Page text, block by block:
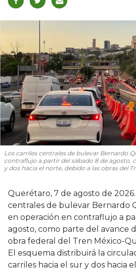
Los carriles centrales de bulevar Bernardo
contraflujo a partir del sábado 8 de agosto,
y dos hacia el norte, debido a las obras del
Querétaro, 7 de agosto de
centrales de bulevar Bernardo
en operación en contraflujo a
agosto, como parte del avance
obra federal del Tren México-
El esquema distribuirá la
carriles hacia el sur y dos hacia